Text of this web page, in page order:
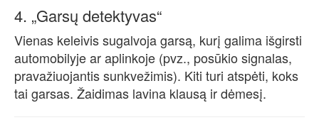
4. „Garsų detektyvas“
Vienas keleivis sugalvoja garsą, kurį galima išgirsti
automobilyje ar aplinkoje (pvz., posūkio signalas,
pravažiuojantis sunkvežimis). Kiti turi atspėti, koks
tai garsas. Žaidimas lavina klausą ir dėmesį.